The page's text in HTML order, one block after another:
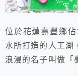
位於花蓮壽豐鄉
水所打造的人工湖
浪漫的名子叫做「